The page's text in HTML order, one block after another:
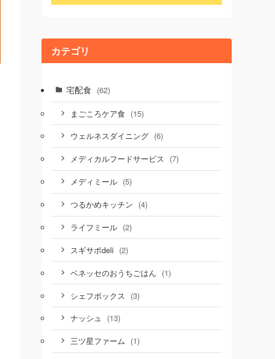
カテゴリ
宅配食 (62)
まごころケア食 (15)
ウェルネスダイニング (6)
メディカルフードサービス (7)
メディミール (5)
つるかめキッチン (4)
ライフミール (2)
スギサポdeli (2)
ベネッセのおうちごはん (1)
シェフボックス (3)
ナッシュ (13)
三ツ星ファーム (1)